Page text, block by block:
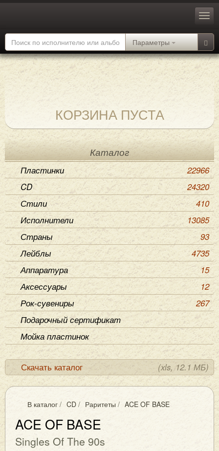
Параметры
КОРЗИНА ПУСТА
Каталог
Пластинки
22966
CD
24320
Стили
410
Исполнители
13085
Страны
93
Лейблы
4735
Аппаратура
15
Аксессуары
12
Рок-сувениры
267
Подарочный сертификат
Мойка пластинок
Скачать каталог (xls, 12.1 МБ)
В каталог / CD / Раритеты / ACE OF BASE
ACE OF BASE
Singles Of The 90s